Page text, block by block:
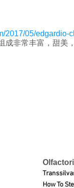
2017/05/edgardio-
非常丰富，甜美
How To